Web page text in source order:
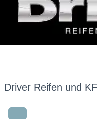
Driver Reifen und